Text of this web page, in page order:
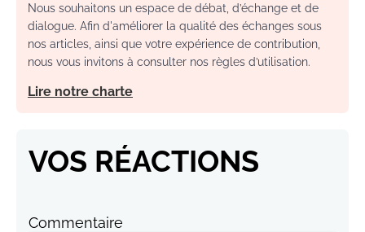
Nous souhaitons un espace de débat, d’échange et de
dialogue. Afin d'améliorer la qualité des échanges sous
nos articles, ainsi que votre expérience de contribution,
nous vous invitons à consulter nos règles d’utilisation.
Lire notre charte
VOS RÉACTIONS
Commentaire